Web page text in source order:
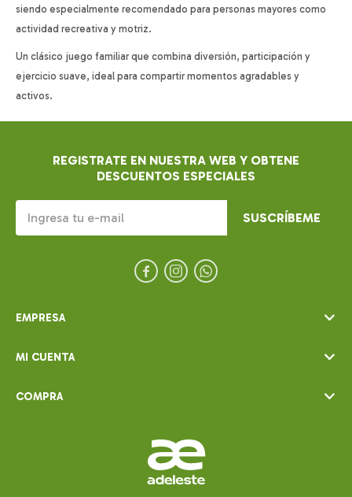
siendo especialmente recomendado para personas mayores como
actividad recreativa y motriz.
Un clásico juego familiar que combina diversión, participación y
ejercicio suave, ideal para compartir momentos agradables y
activos.
EMPRESA
MI CUENTA
COMPRA
REGISTRATE EN NUESTRA WEB Y OBTENE
DESCUENTOS ESPECIALES
SUSCRÍBEME
  